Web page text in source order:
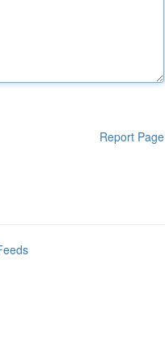
Report Page